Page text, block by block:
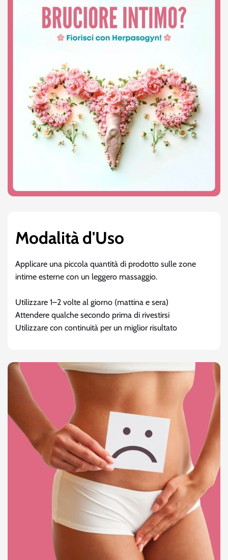
Modalità d'Uso
Applicare una piccola quantità di prodotto sulle zone
intime esterne con un leggero massaggio.
Utilizzare 1–2 volte al giorno (mattina e sera)
Attendere qualche secondo prima di rivestirsi
Utilizzare con continuità per un miglior risultato